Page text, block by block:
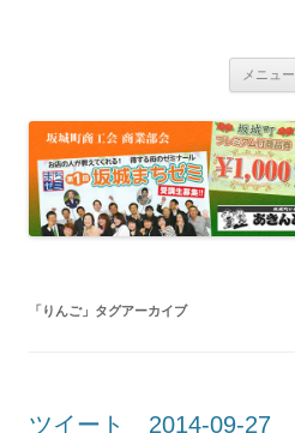
会
メニュー
「りんご」タグアーカイブ
ツイート 2014-09-27